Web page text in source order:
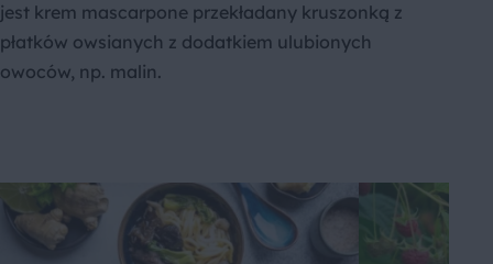
jest krem mascarpone przekładany kruszonką z
płatków owsianych z dodatkiem ulubionych
owoców, np. malin.